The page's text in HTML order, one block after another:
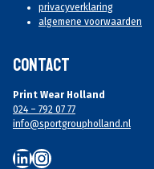
privacyverklaring
algemene voorwaarden
Contact
Print Wear Holland
024 – 792 07 77
info@sportgroupholland.nl
LinkedIn Instagram